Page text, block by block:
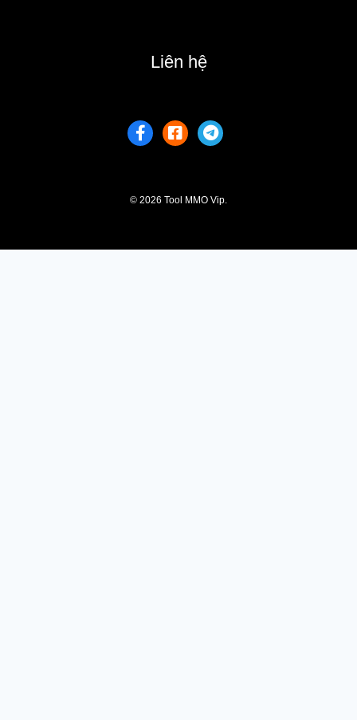
Liên hệ
© 2026 Tool MMO Vip.